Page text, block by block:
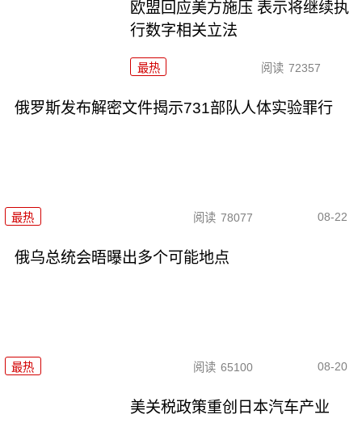
欧盟回应美方施压 表示将继续执
行数字相关立法
最热 阅读 72357
俄罗斯发布解密文件揭示731部队人体实验罪行
最热 阅读 78077 08-22
俄乌总统会晤曝出多个可能地点
最热 阅读 65100 08-20
美关税政策重创日本汽车产业